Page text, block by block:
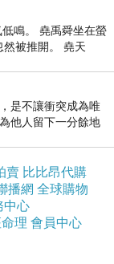
遊白書魔界
天真的要辦
而且為了一
再有機會演
不討好的苦
賠就好了，
用也想在我
在籌備了一
我。
」
鳴。 堯禹舜坐在螢
被推開。 堯天
是不讓衝突成為唯
他人留下一分餘地
賣 比比昂代購
播網 全球購物
中心
理 會員中心